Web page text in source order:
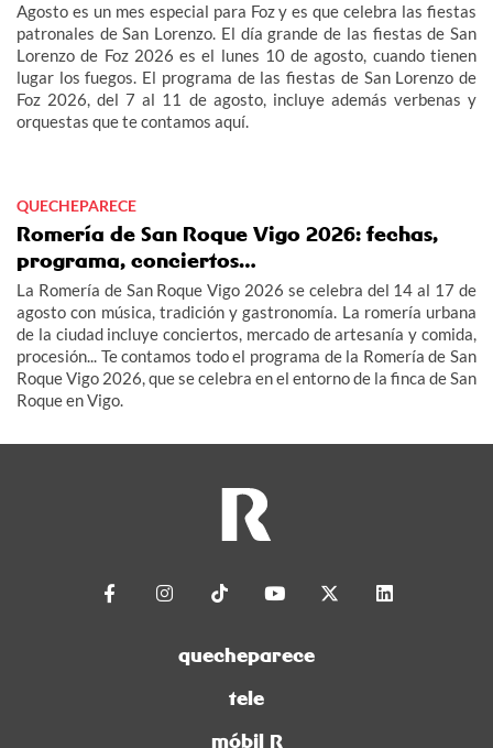
Agosto es un mes especial para Foz y es que celebra las fiestas
patronales de San Lorenzo. El día grande de las fiestas de San
Lorenzo de Foz 2026 es el lunes 10 de agosto, cuando tienen
lugar los fuegos. El programa de las fiestas de San Lorenzo de
Foz 2026, del 7 al 11 de agosto, incluye además verbenas y
orquestas que te contamos aquí.
QUECHEPARECE
Romería de San Roque Vigo 2026: fechas,
programa, conciertos…
La Romería de San Roque Vigo 2026 se celebra del 14 al 17 de
agosto con música, tradición y gastronomía. La romería urbana
de la ciudad incluye conciertos, mercado de artesanía y comida,
procesión... Te contamos todo el programa de la Romería de San
Roque Vigo 2026, que se celebra en el entorno de la finca de San
Roque en Vigo.
quecheparece
tele
móbil R